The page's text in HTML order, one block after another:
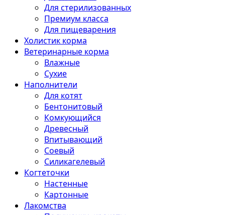
Для стерилизованных
Премиум класса
Для пищеварения
Холистик корма
Ветеринарные корма
Влажные
Сухие
Наполнители
Для котят
Бентонитовый
Комкующийся
Древесный
Впитывающий
Соевый
Силикагелевый
Когтеточки
Настенные
Картонные
Лакомства